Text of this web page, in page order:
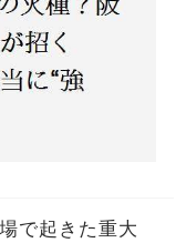
で起きた重大